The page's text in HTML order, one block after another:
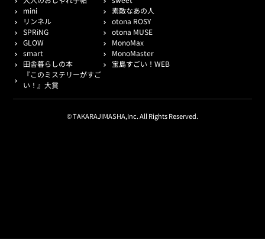
mini
素敵なあの人
リンネル
otona ROSY
SPRiNG
otona MUSE
GLOW
MonoMax
smart
MonoMaster
田舎暮らしの本
宝島すごい！WEB
『このミステリーがすご
い！』大賞
© TAKARAJIMASHA,Inc. All Rights Reserved.